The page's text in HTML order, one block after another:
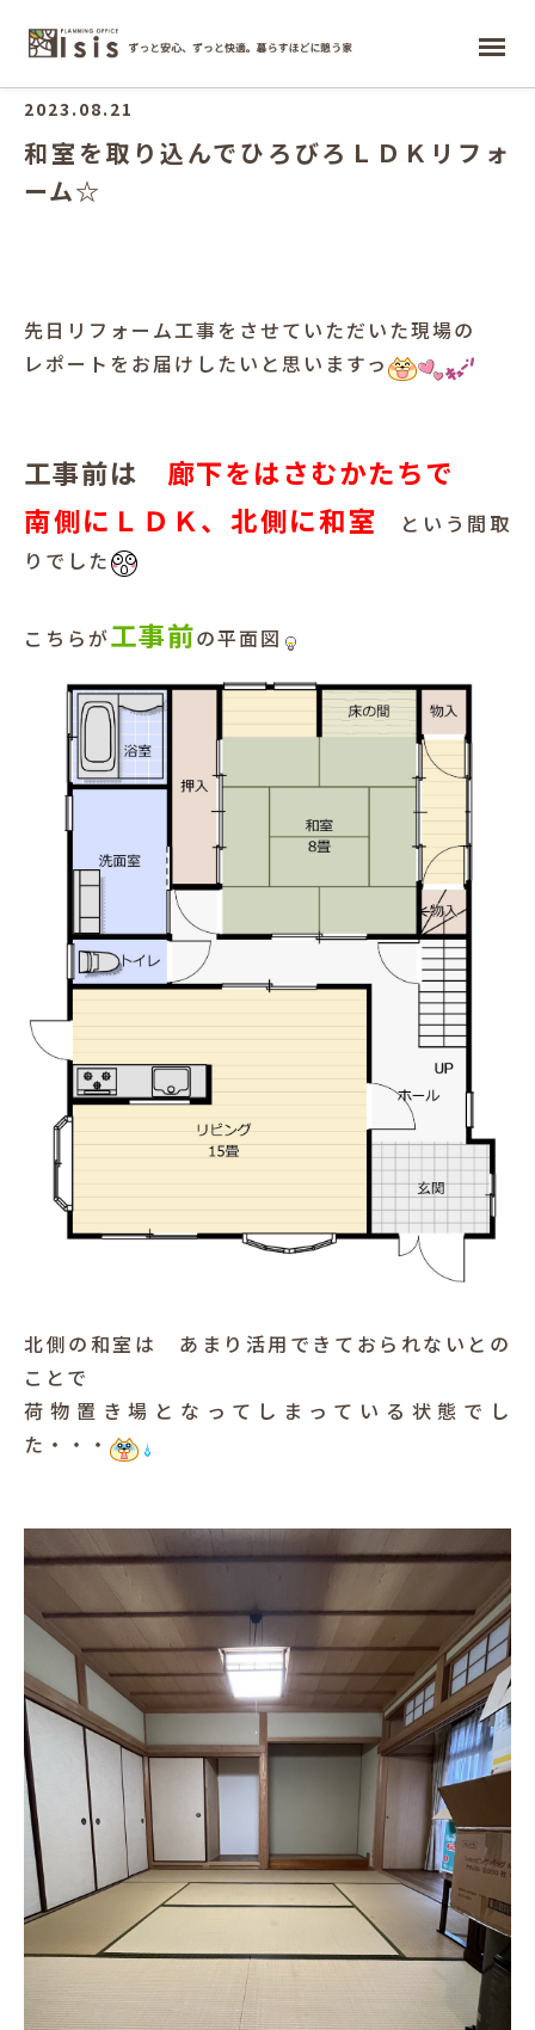
ホーム
2023.08.21
和室を取り込んでひろびろＬＤＫリフォ
ーム☆
先日リフォーム工事をさせていただいた現場の
レポートをお届けしたいと思いますっ
工事前は 廊下をはさむかたちで
南側にＬＤＫ、北側に和室
という間取
りでした
こちらが工事前の平面図
北側の和室は あまり活用できておられないとの
ことで
荷物置き場となってしまっている状態でし
た・・・